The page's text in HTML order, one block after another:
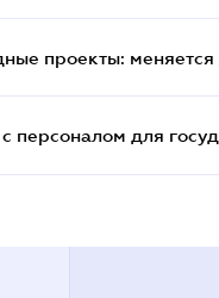
проекты:
персоналом для